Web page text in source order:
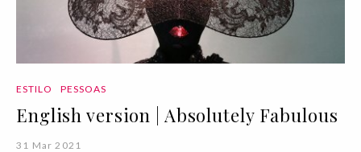
ESTILO PESSOAS
English version | Absolutely Fabulous
31 Mar 2021